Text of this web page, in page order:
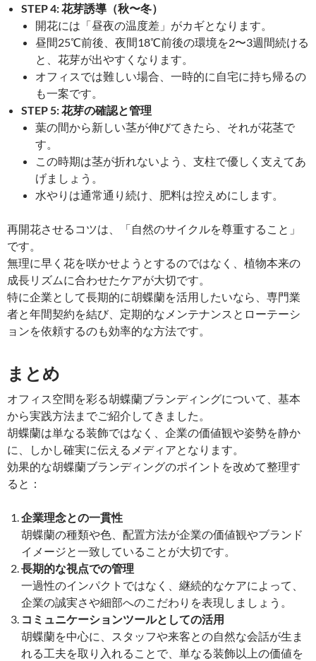
STEP 4: 花芽誘導（秋〜冬）
開花には「昼夜の温度差」がカギとなります。
昼間25℃前後、夜間18℃前後の環境を2〜3週間続ける
と、花芽が出やすくなります。
オフィスでは難しい場合、一時的に自宅に持ち帰るの
も一案です。
STEP 5: 花芽の確認と管理
葉の間から新しい茎が伸びてきたら、それが花茎で
す。
この時期は茎が折れないよう、支柱で優しく支えてあ
げましょう。
水やりは通常通り続け、肥料は控えめにします。
再開花させるコツは、「自然のサイクルを尊重すること」
です。
無理に早く花を咲かせようとするのではなく、植物本来の
成長リズムに合わせたケアが大切です。
特に企業として長期的に胡蝶蘭を活用したいなら、専門業
者と年間契約を結び、定期的なメンテナンスとローテーシ
ョンを依頼するのも効率的な方法です。
まとめ
オフィス空間を彩る胡蝶蘭ブランディングについて、基本
から実践方法までご紹介してきました。
胡蝶蘭は単なる装飾ではなく、企業の価値観や姿勢を静か
に、しかし確実に伝えるメディアとなります。
効果的な胡蝶蘭ブランディングのポイントを改めて整理す
ると：
企業理念との一貫性
胡蝶蘭の種類や色、配置方法が企業の価値観やブランド
イメージと一致していることが大切です。
長期的な視点での管理
一過性のインパクトではなく、継続的なケアによって、
企業の誠実さや細部へのこだわりを表現しましょう。
コミュニケーションツールとしての活用
胡蝶蘭を中心に、スタッフや来客との自然な会話が生ま
れる工夫を取り入れることで、単なる装飾以上の価値を